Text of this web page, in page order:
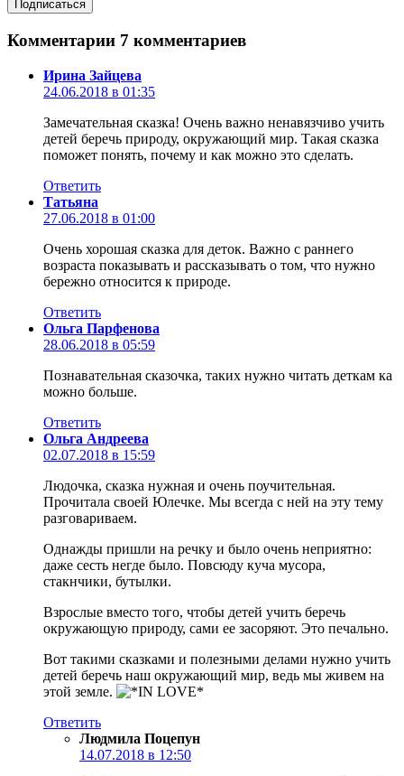
Комментарии 7 комментариев
Ирина Зайцева
24.06.2018 в 01:35
Замечательная сказка! Очень важно ненавязчиво учить
детей беречь природу, окружающий мир. Такая сказка
поможет понять, почему и как можно это сделать.
Ответить
Татьяна
27.06.2018 в 01:00
Очень хорошая сказка для деток. Важно с раннего
возраста показывать и рассказывать о том, что нужно
бережно относится к природе.
Ответить
Ольга Парфенова
28.06.2018 в 05:59
Познавательная сказочка, таких нужно читать деткам ка
можно больше.
Ответить
Ольга Андреева
02.07.2018 в 15:59
Людочка, сказка нужная и очень поучительная.
Прочитала своей Юлечке. Мы всегда с ней на эту тему
разговариваем.
Однажды пришли на речку и было очень неприятно:
даже сесть негде было. Повсюду куча мусора,
стакнчики, бутылки.
Взрослые вместо того, чтобы детей учить беречь
окружающую природу, сами ее засоряют. Это печально.
Вот такими сказками и полезными делами нужно учить
детей беречь наш окружающий мир, ведь мы живем на
этой земле.
Ответить
Людмила Поцепун
14.07.2018 в 12:50